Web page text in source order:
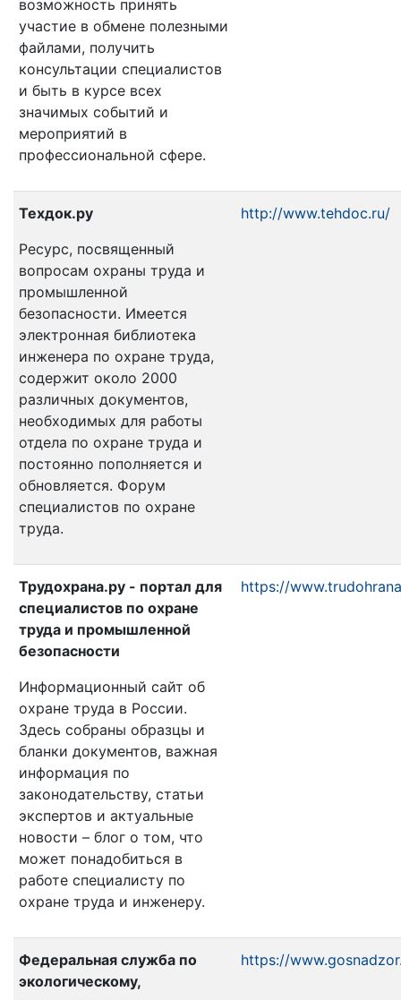
возможность принять
участие в обмене полезными
файлами, получить
консультации специалистов
и быть в курсе всех
значимых событий и
мероприятий в
профессиональной сфере.
Техдок.ру
Ресурс, посвященный
вопросам охраны труда и
промышленной
безопасности. Имеется
электронная библиотека
инженера по охране труда,
содержит около 2000
различных документов,
необходимых для работы
отдела по охране труда и
постоянно пополняется и
обновляется. Форум
специалистов по охране
труда.
http://www.tehdoc.ru/
Трудохрана.ру - портал для
специалистов по охране
труда и промышленной
безопасности
Информационный сайт об
охране труда в России.
Здесь собраны образцы и
бланки документов, важная
информация по
законодательству, статьи
экспертов и актуальные
новости – блог о том, что
может понадобиться в
работе специалисту по
охране труда и инженеру.
https://
Федеральная служба по
экологическому,
https://